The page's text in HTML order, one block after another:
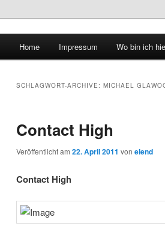
vidgames.de
Zum Inhalt wechseln
Zum sekundären Inhalt wechseln
Home Impressum Wo bin ich
SCHLAGWORT-ARCHIVE: MICHAEL
Contact High
Veröffentlicht am 22. April 2011 von elend
Contact High